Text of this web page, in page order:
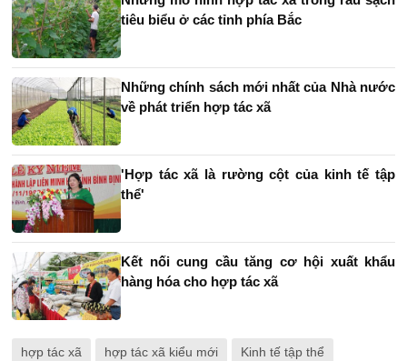
tiêu biểu ở các tỉnh phía Bắc
Những chính sách mới nhất của Nhà nước
về phát triển hợp tác xã
'Hợp tác xã là rường cột của kinh tế tập
thể'
Kết nối cung cầu tăng cơ hội xuất khẩu
hàng hóa cho hợp tác xã
hợp tác xã hợp tác xã kiểu mới Kinh tế tập thể